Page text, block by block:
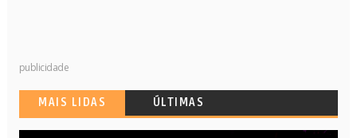
publicidade
MAIS LIDAS ÚLTIMAS